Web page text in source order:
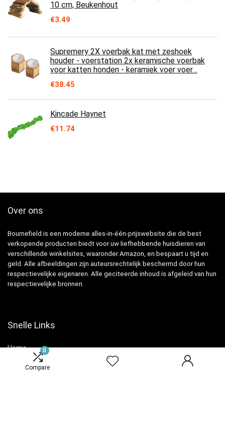
0
Compare
10 cm, Beukenhout
€3.49
Supremery 2X voerbak kat met zeshoek
houder - voerstation 2x keramische voerbak
voor katten honden - keramiek voer voer…
€38.45
Kincade Haynet
€11.74
Over ons
Bournefield is een moderne alles-in-één-prijswebsite die de best
verkopende producten biedt voor uw liefhebbende huisdieren van
verschillende winkelsites, waaronder Amazon, en bespaart u tijd en
geld. Alle afbeeldingen zijn auteursrechtelijk beschermd door hun
respectievelijke eigenaren. Alle geciteerde inhoud is afgeleid van hun
respectievelijke bronnen.
Snelle Links
Home
Overzicht